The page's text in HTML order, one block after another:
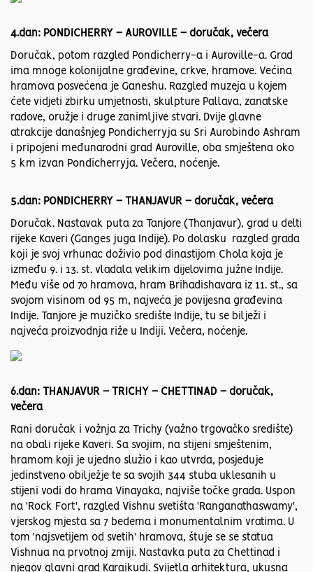
4.dan: PONDICHERRY – AUROVILLE – doručak, večera
Doručak, potom razgled Pondicherry-a i Auroville-a. Grad
ima mnoge kolonijalne građevine, crkve, hramove. Većina
hramova posvećena je Ganeshu. Razgled muzeja u kojem
ćete vidjeti zbirku umjetnosti, skulpture Pallava, zanatske
radove, oružje i druge zanimljive stvari. Dvije glavne
atrakcije današnjeg Pondicherryja su Sri Aurobindo Ashram
i pripojeni međunarodni grad Auroville, oba smještena oko
5 km izvan Pondicherryja. Večera, noćenje.
5.dan: PONDICHERRY – THANJAVUR – doručak, večera
Doručak. Nastavak puta za Tanjore (Thanjavur), grad u delti
rijeke Kaveri (Ganges juga Indije). Po dolasku razgled grada
koji je svoj vrhunac doživio pod dinastijom Chola koja je
između 9. i 13. st. vladala velikim dijelovima južne Indije.
Među više od 70 hramova, hram Brihadishavara iz 11. st., sa
svojom visinom od 95 m, najveća je povijesna građevina
Indije. Tanjore je muzičko središte Indije, tu se bilježi i
najveća proizvodnja riže u Indiji. Večera, noćenje.
6.dan: THANJAVUR – TRICHY – CHETTINAD – doručak,
večera
Rani doručak i vožnja za Trichy (važno trgovačko središte)
na obali rijeke Kaveri. Sa svojim, na stijeni smještenim,
hramom koji je ujedno služio i kao utvrda, posjeduje
jedinstveno obilježje te sa svojih 344 stuba uklesanih u
stijeni vodi do hrama Vinayaka, najviše točke grada. Uspon
na 'Rock Fort', razgled Vishnu svetišta 'Ranganathaswamy',
vjerskog mjesta sa 7 bedema i monumentalnim vratima. U
tom 'najsvetijem od svetih' hramova, štuje se se statua
Vishnua na prvotnoj zmiji. Nastavka puta za Chettinad i
njegov glavni grad Karaikudi. Svijetla arhitektura, ukusna